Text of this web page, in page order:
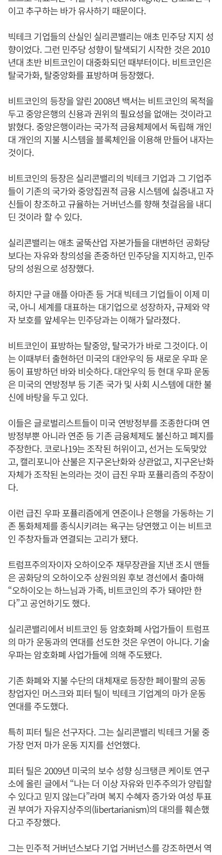
이고 추구하는 바가 유사하기 때문이다.
빅테크 기업들의 산실인 실리콘밸리는 애초 민주당 지지 성
향이었다. 그런 민주당 성향이 탈색되기 시작한 것은 2010
년대 초반 비트코인이 대중화되던 때부터이다. 비트코인은
탈국가화, 탈중앙화를 표방하며 등장했다.
비트코인의 등장을 알린 2008년 백서는 비트코인의 목적을
두고 중앙은행의 신용과 권위의 필요성을 없애는 것이라고
밝혔다. 중앙은행이라는 국가적 금융체제에서 독립해 개인
대 개인의 지불 시스템을 블록체인을 이용해 만들어 내자는
것이다.
비트코인의 등장은 실리콘밸리의 빅테크 기업과 그 기업주
들이 기존의 국가와 중앙집권적 금융 시스템에 싫증내고 자
신들이 창조하고 규율하는 거버넌스를 향해 첫걸음을 내디
딘 것이라 할 수 있다.
실리콘밸리는 애초 굴뚝산업 자본가들을 대변하던 공화당
보다는 자유와 창의성을 존중하던 민주당을 지지하고, 민주
당의 성원으로 성장했다.
하지만 구글 애플 아마존 등 거대 빅테크 기업들이 이제 미
국, 아니 세계를 대표하는 대기업으로 성장하자, 규제와 약
자 보호를 앞세우는 민주당과는 이해가 달라졌다.
비트코인이 표방하는 탈중앙, 탈국가가 바로 그것이다. 이
는 이때부터 출현하던 미국의 대안우익 등 새로운 우파 운
동이 표방하던 바와 비슷하다. 대안우익 등 현대 우파 운동
은 미국의 연방정부 등 기존 국가 및 사회 시스템에 대한 불
신에 바탕을 두고 있다.
이들은 글로벌리스트들이 미국 연방정부를 조종한다며 연
방정부뿐 아니라 연준 등 기존 금융체제도 불신하고 폐지를
주장한다. 코로나19는 조작된 허위이고, 선거는 도둑맞았
고, 캘리포니아 산불은 지구온난화와 상관없고, 지구온난화
자체가 조작된 논의라는 것이 급진 우파 포퓰리즘의 주장이
다.
이런 급진 우파 포퓰리즘에게 연준이나 은행을 가동하는 기
존 통화체제를 종식시키려는 욕구는 당연했고 이는 비트코
인 주창자들과 연결되는 고리가 됐다.
트럼프주의자이자 오하이오주 재무장관을 지낸 조시 맨들
은 공화당의 오하이오주 상원의원 후보 경선에서 출마해
“오하이오는 하느님과 가족, 비트코인의 주가 돼야만 한
다”고 공언하기도 했다.
실리콘밸리에서 비트코인 등 암호화폐 사업가들이 트럼프
의 마가 운동과의 연대를 선도한 것은 우연이 아니다. 기술
우파는 암호화폐 사업가들에 의해 주도됐다.
기존 화폐와 지불 수단의 대체재로 등장한 페이팔의 공동
창업자인 머스크와 피터 틸이 빅테크 기업계의 마가 운동
연대를 주도했다.
특히 피터 틸은 선구자다. 그는 실리콘밸리 빅테크 거물 중
가장 먼저 마가 운동 지지를 선언했다.
피터 틸은 2009년 미국의 보수 성향 싱크탱큰 케이토 연구
소에 올린 글에서 “나는 더 이상 자유와 민주주의가 양립할
수 있다고 믿지 않는다”라며 복지 수혜자 증가와 여성 투표
권 부여가 자유지상주의(libertarianism)의 대의를 훼손했
다고 주장했다.
그는 민주적 거버넌스보다 기업 거버넌스를 강조하면서 역